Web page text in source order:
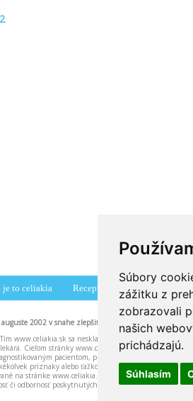
Súbory
zážitku z
zobrazovali
našich
prichádzajú.
Súhlasím
2
je to celiakia Recepty Združenia
2002 v snahe zlepšiť povedomie pacientov o
www.celiakia.sk sa neskladá z lekárov ani iných
Cieľom stránky www.celiakia.sk a našich odpovedí
pacientom, pričom u
príznaky alebo ťažkosti neznámeho pôvodu,
na stránke www.celiakia.sk. Tím www.celiakia.sk
či odbornosť poskytnutých informácií.